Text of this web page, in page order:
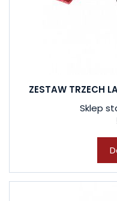
ZESTAW TRZECH
Sklep